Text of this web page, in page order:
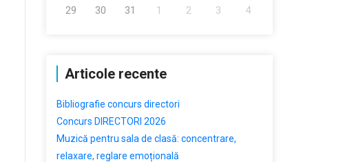
29 30 31 1 2 3 4
Articole recente
Bibliografie concurs directori
Concurs DIRECTORI 2026
Muzică pentru sala de clasă: concentrare,
relaxare, reglare emoțională